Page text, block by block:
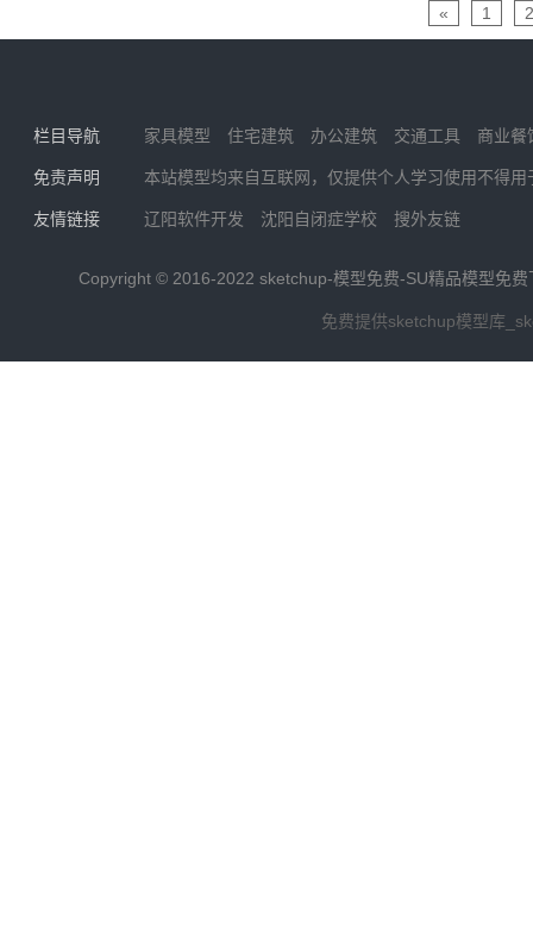
« 1 2
栏目导航 家具模型 住宅建筑 办公建筑 交通工具 商业餐
免责声明 本站模型均来自互联网，仅提供个人学习使用不得
友情链接 辽阳软件开发 沈阳自闭症学校 搜外友链
Copyright © 2016-2022 sketchup-模型免费-SU精品模型免
免费提供sketchup模型库